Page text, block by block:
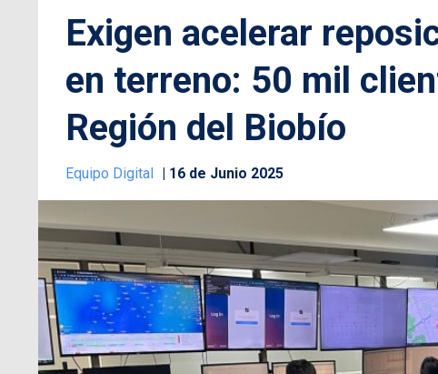
Exigen acelerar
en terreno: 50 mil
Región del Biobío
Equipo Digital 16 de Junio 2025